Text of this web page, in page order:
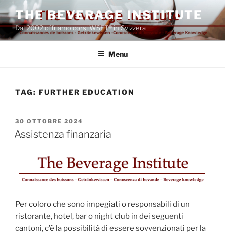
Salta
al
contenuto
THE BEVERAGE INSTITUTE
Dal 2002 offriamo corsi WSET® in Svizzera
Menu
TAG: FURTHER EDUCATION
PUBBLICATO
IL
30 OTTOBRE 2024
Assistenza finanzaria
Per coloro che sono impegiati o responsabili di un
ristorante, hotel, bar o night club in dei seguenti
cantoni, c’è la possibilità di essere sovvenzionati per la